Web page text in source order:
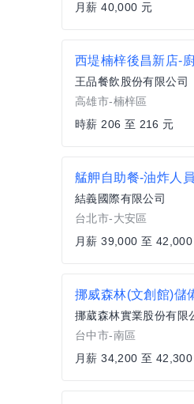
月薪 40,000 元
王品餐飲股份有限公司
高雄市-楠梓區
時薪 206 至 216 元
艋舺自助餐-油炸人員
結義國際有限公司
台北市-大安區
月薪 39,000 至
挪葳森林實業股份有限
台中市-南區
月薪 34,200 至